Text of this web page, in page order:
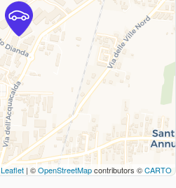
Leaflet | ©OpenStreetMapcontributors ©CARTO